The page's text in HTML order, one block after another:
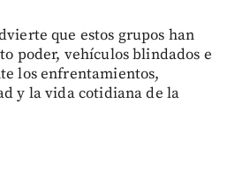
que estos grupos han
poder, vehículos blindados e
los enfrentamientos,
y la vida cotidiana de la